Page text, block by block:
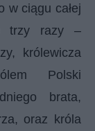
w ciągu całej
trzy razy –
królewicza
Polski
brata,
oraz króla